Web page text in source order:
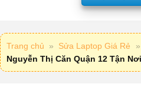
Trang chủ » Sửa Laptop Giá Rẻ »
Nguyễn Thị Căn Quận 12 Tận Nơi